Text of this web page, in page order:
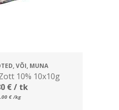
VÕI, MUNA
10% 10x10g
€/ tk
€ /kg